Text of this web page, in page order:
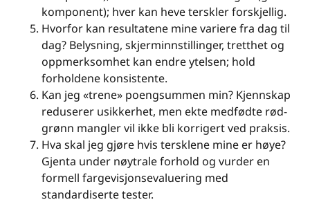
komponent); hver kan heve terskler forskjellig.
Hvorfor kan resultatene mine variere fra dag til
dag? Belysning, skjerminnstillinger, tretthet og
oppmerksomhet kan endre ytelsen; hold
forholdene konsistente.
Kan jeg «trene» poengsummen min? Kjennskap
reduserer usikkerhet, men ekte medfødte rød-
grønn mangler vil ikke bli korrigert ved praksis.
Hva skal jeg gjøre hvis tersklene mine er høye?
Gjenta under nøytrale forhold og vurder en
formell fargevisjonsevaluering med
standardiserte tester.